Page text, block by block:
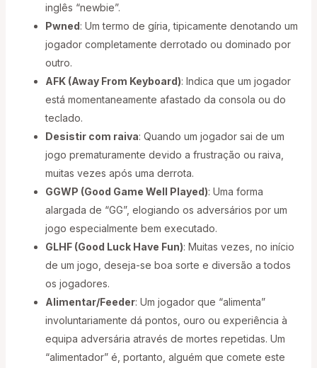
inglês “newbie”.
Pwned: Um termo de gíria, tipicamente denotando um
jogador completamente derrotado ou dominado por
outro.
AFK (Away From Keyboard): Indica que um jogador
está momentaneamente afastado da consola ou do
teclado.
Desistir com raiva: Quando um jogador sai de um
jogo prematuramente devido a frustração ou raiva,
muitas vezes após uma derrota.
GGWP (Good Game Well Played): Uma forma
alargada de “GG”, elogiando os adversários por um
jogo especialmente bem executado.
GLHF (Good Luck Have Fun): Muitas vezes, no início
de um jogo, deseja-se boa sorte e diversão a todos
os jogadores.
Alimentar/Feeder: Um jogador que “alimenta”
involuntariamente dá pontos, ouro ou experiência à
equipa adversária através de mortes repetidas. Um
“alimentador” é, portanto, alguém que comete este